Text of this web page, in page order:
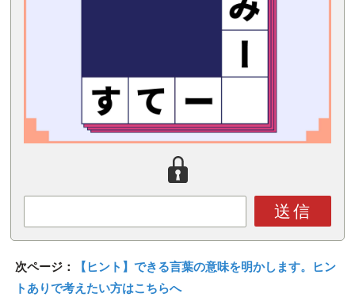
送信
次ページ：
【ヒント】できる言葉の意味を明かします。ヒン
トありで考えたい方はこちらへ